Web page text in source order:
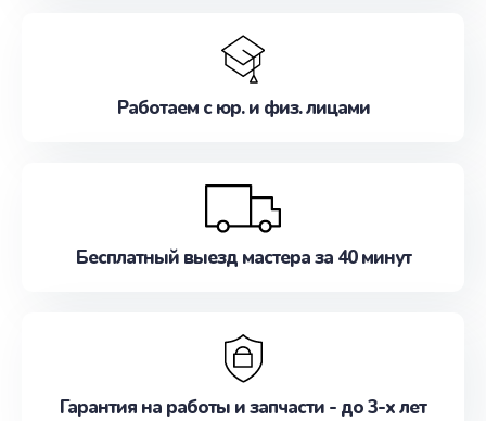
Работаем с юр. и физ. лицами
Бесплатный выезд мастера за 40 минут
Гарантия на работы и запчасти - до 3-х лет